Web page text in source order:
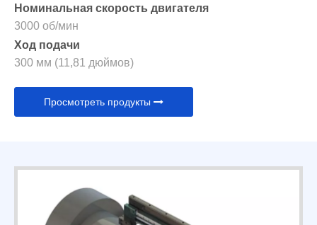
Номинальная скорость двигателя
3000 об/мин
Ход подачи
300 мм (11,81 дюймов)
Просмотреть продукты